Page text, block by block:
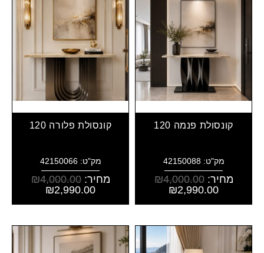
קונסולת פנמה 120
מק"ט: 42150088
מחיר: ₪4,000.00
₪2,990.00
קונסולת פלורה 120
מק"ט: 42150066
מחיר: ₪4,000.00
₪2,990.00